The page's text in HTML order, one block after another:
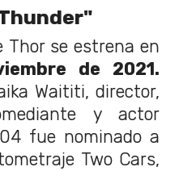
Thor se estrena en
de 2021.
Waititi, director,
y actor
fue nominado a
Two Cars,